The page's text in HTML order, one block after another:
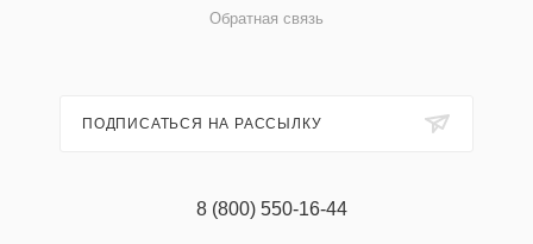
Обратная связь
ПОДПИСАТЬСЯ НА РАССЫЛКУ
8 (800) 550-16-44